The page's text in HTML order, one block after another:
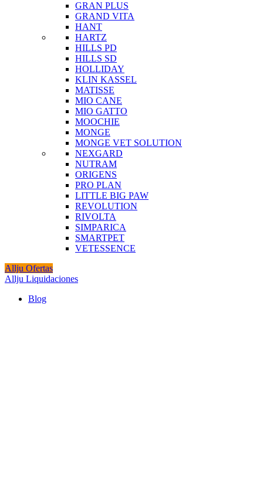
GRAN PLUS
GRAND VITA
HANT
HARTZ
HILLS PD
HILLS SD
HOLLIDAY
KLIN KASSEL
MATISSE
MIO CANE
MIO GATTO
MOOCHIE
MONGE
MONGE VET SOLUTION
NEXGARD
NUTRAM
ORIGENS
PRO PLAN
LITTLE BIG PAW
REVOLUTION
RIVOLTA
SIMPARICA
SMARTPET
VETESSENCE
Allju Ofertas
Allju Liquidaciones
Blog